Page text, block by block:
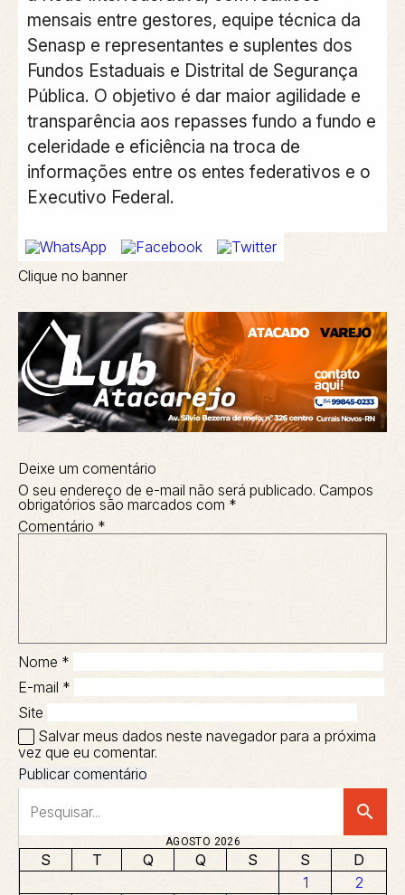
mensais entre gestores, equipe técnica da
Senasp e representantes e suplentes dos
Fundos Estaduais e Distrital de Segurança
Pública. O objetivo é dar maior agilidade e
transparência aos repasses fundo a fundo e
celeridade e eficiência na troca de
informações entre os entes federativos e o
Executivo Federal.
Clique no banner
Deixe um comentário
O seu endereço de e-mail não será publicado. Campos
obrigatórios são marcados com *
Comentário *
Nome *
E-mail *
Site
Salvar meus dados neste navegador para a próxima
vez que eu comentar.
search
AGOSTO 2026
S T Q Q S S
D
1
2